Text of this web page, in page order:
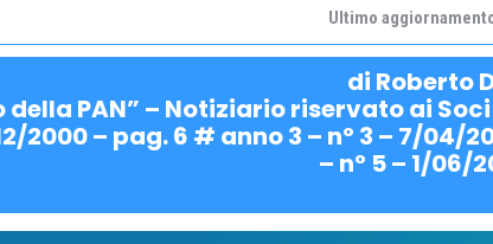
Ultimo
di Roberto
della PAN” – Notiziario riservato ai
2000 – pag. 6 # anno 3 – n° 3 – 7/04/
– n° 5 – 1/06/